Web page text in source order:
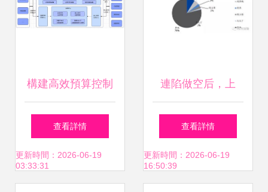
構建高效預算控制
中臺 計劃預算產品
架構設計與投資信
查看詳情
更新時間：2026-06-19
03:33:31
連陷做空后，上
市‘鴨脖三劍客’還能
絕地反擊嗎？
查看詳情
更新時間：2026-06-19
16:50:39